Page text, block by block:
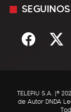
Sociedad
C5N Autos
RatingCero
Mediakit
Términos y
SEGUINOS
TELEPIU S.A. |©
de Autor DNDA